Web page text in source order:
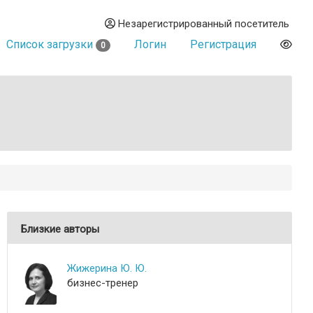
Незарегистрированный посетитель
Список загрузки 0 Логин Регистрация
Близкие авторы
Жижерина Ю. Ю.
бизнес-тренер